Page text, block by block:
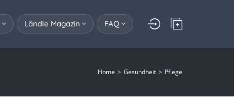
Ländle Magazin FAQ
Home Gesundheit Pflege